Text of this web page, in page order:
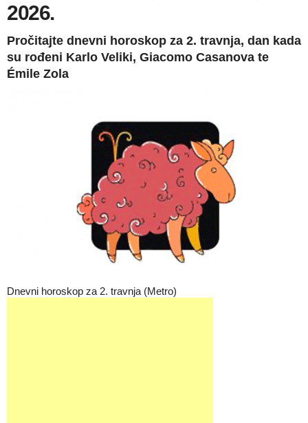
2026.
Pročitajte dnevni horoskop za 2. travnja, dan kada
su rođeni Karlo Veliki, Giacomo Casanova te
Émile Zola
Dnevni horoskop za 2. travnja (Metro)